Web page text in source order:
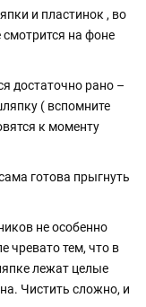
и пластинок , во
на фоне
достаточно рано –
( вспомните
к моменту
готова прыгнуть
не особенно
чревато тем, что в
лежат целые
Чистить сложно, и